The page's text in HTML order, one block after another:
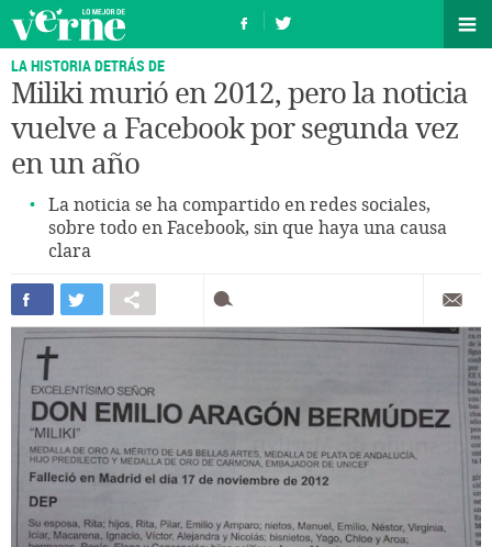
LA HISTORIA DETRÁS DE
Miliki murió en 2012, pero la noticia
vuelve a Facebook por segunda vez
en un año
La noticia se ha compartido en redes sociales,
sobre todo en Facebook, sin que haya una causa
clara